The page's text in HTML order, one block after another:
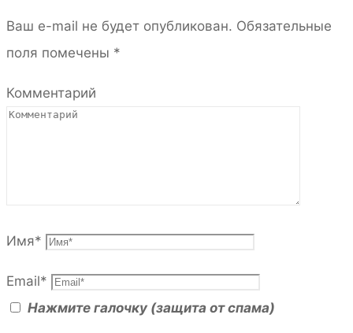
Ваш e-mail не будет опубликован. Обязательные
поля помечены *
Комментарий
Имя*
Email*
Нажмите галочку (защита от спама)